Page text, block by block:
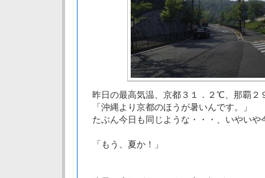
昨日の最高気温、京都３１．２℃、那覇２
「沖縄より京都のほうが暑いんです。」
たぶん今日も同じような・・・、いやいや
「もう、夏か！」